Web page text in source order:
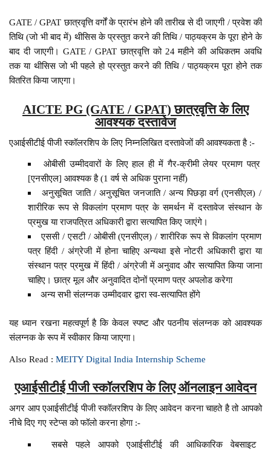
GATE / GPAT छात्रवृत्ति वर्गों के प्रारंभ होने की तारीख से दी जाएगी / प्रवेश की
तिथि (जो भी बाद में) थीसिस के प्रस्तुत करने की तिथि / पाठ्यक्रम के पूरा होने के
बाद दी जाएगी। GATE / GPAT छात्रवृत्ति को 24 महीने की अधिकतम अवधि
तक या थीसिस जो भी पहले हो प्रस्तुत करने की तिथि / पाठ्यक्रम पूरा होने तक
वितरित किया जाएगा।
AICTE PG (GATE / GPAT) छात्रवृत्ति के लिए
आवश्यक दस्तावेज
एआईसीटीई पीजी स्कॉलरशिप के लिए निम्नलिखित दस्तावेजों की आवश्यकता है :-
ओबीसी उम्मीदवारों के लिए हाल ही में गैर-क्रीमी लेयर प्रमाण पत्र
[एनसीएल] आवश्यक है (1 वर्ष से अधिक पुराना नहीं)
अनुसूचित जाति / अनुसूचित जनजाति / अन्य पिछड़ा वर्ग (एनसीएल) /
शारीरिक रूप से विकलांग प्रमाण पत्र के समर्थन में दस्तावेज संस्थान के
प्रमुख या राजपत्रित अधिकारी द्वारा सत्यापित किए जाएंगे।
एससी / एसटी / ओबीसी (एनसीएल) / शारीरिक रूप से विकलांग प्रमाण
पत्र हिंदी / अंग्रेजी में होना चाहिए अन्यथा इसे नोटरी अधिकारी द्वारा या
संस्थान पत्र प्रमुख में हिंदी / अंग्रेजी में अनुवाद और सत्यापित किया जाना
चाहिए। छात्र मूल और अनुवादित दोनों प्रमाण पत्र अपलोड करेगा
अन्य सभी संलग्नक उम्मीदवार द्वारा स्व-सत्यापित होंगे
यह ध्यान रखना महत्वपूर्ण है कि केवल स्पष्ट और पठनीय संलग्नक को आवश्यक
संलग्नक के रूप में स्वीकार किया जाएगा।
Also Read :MEITY Digital India Internship Scheme
एआईसीटीई पीजी स्कॉलरशिप के लिए ऑनलाइन आवेदन
अगर आप एआईसीटीई पीजी स्कॉलरशिप के लिए आवेदन करना चाहते है तो आपको
नीचे दिए गए स्टेप्स को फॉलो करना होगा :-
सबसे पहले आपको एआईसीटीई की आधिकारिक वेबसाइट